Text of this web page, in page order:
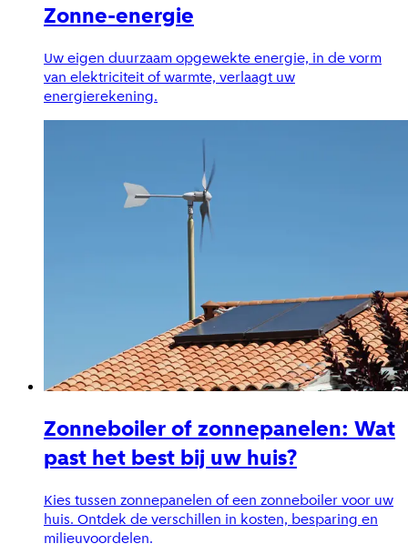
Zonne-energie
Uw eigen duurzaam opgewekte energie, in de vorm
van elektriciteit of warmte, verlaagt uw
energierekening.
Zonneboiler of zonnepanelen: Wat
past het best bij uw huis?
Kies tussen zonnepanelen of een zonneboiler voor uw
huis. Ontdek de verschillen in kosten, besparing en
milieuvoordelen.